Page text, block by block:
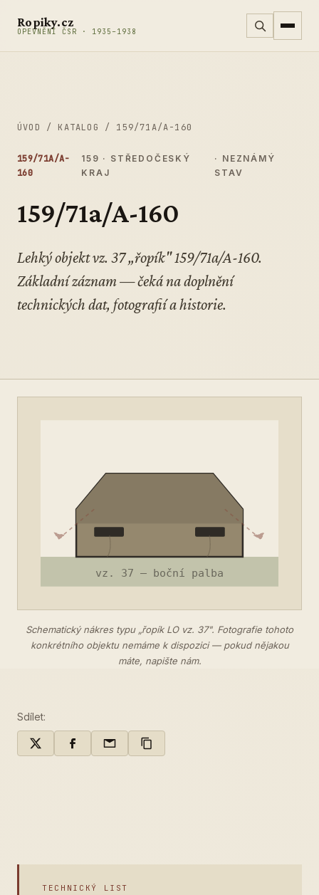
Ropiky.cz
OPEVNĚNÍ ČSR · 1935–1938
ÚVOD / KATALOG / 159/71A/A-160
159/71A/A-
160
159 · STŘEDOČESKÝ
KRAJ
· NEZNÁMÝ
STAV
159/71a/A-160
Lehký objekt vz. 37 „řopík" 159/71a/A-160.
Základní záznam — čeká na doplnění
technických dat, fotografií a historie.
Schematický nákres typu „řopík LO vz. 37". Fotografie tohoto
konkrétního objektu nemáme k dispozici — pokud nějakou
máte, napište nám.
Sdílet:
TECHNICKÝ LIST